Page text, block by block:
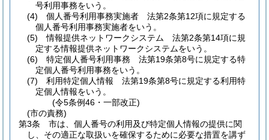
号利用事務をいう。
(4)
個人番号利用事務実施者 法第2条第12項に規定する
個人番号利用事務実施者をいう。
(5)
情報提供ネットワークシステム 法第2条第14項に規
定する情報提供ネットワークシステムをいう。
(6)
特定個人番号利用事務 法第19条第8号に規定する特
定個人番号利用事務をいう。
(7)
利用特定個人情報 法第19条第8号に規定する利用特
定個人情報をいう。
(令5条例46・一部改正)
(市の責務)
第3条
市は、個人番号の利用及び特定個人情報の提供に関
し、その適正な取扱いを確保するために必要な措置を講ず